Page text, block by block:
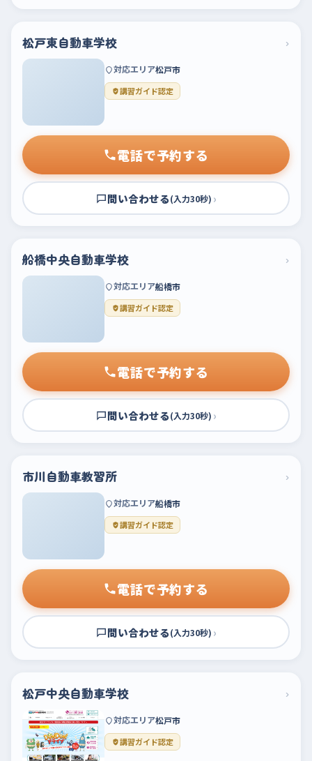
松戸東自動車学校 ›
対応エリア松戸市
講習ガイド認定
電話で予約する
問い合わせる(入力30秒) ›
船橋中央自動車学校 ›
対応エリア船橋市
講習ガイド認定
電話で予約する
問い合わせる(入力30秒) ›
市川自動車教習所 ›
対応エリア船橋市
講習ガイド認定
電話で予約する
問い合わせる(入力30秒) ›
松戸中央自動車学校 ›
対応エリア松戸市
講習ガイド認定